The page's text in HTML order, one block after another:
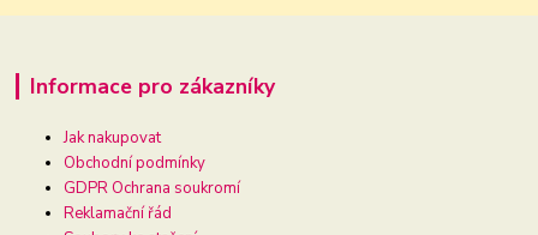
Informace pro zákazníky
Jak nakupovat
Obchodní podmínky
GDPR Ochrana soukromí
Reklamační řád